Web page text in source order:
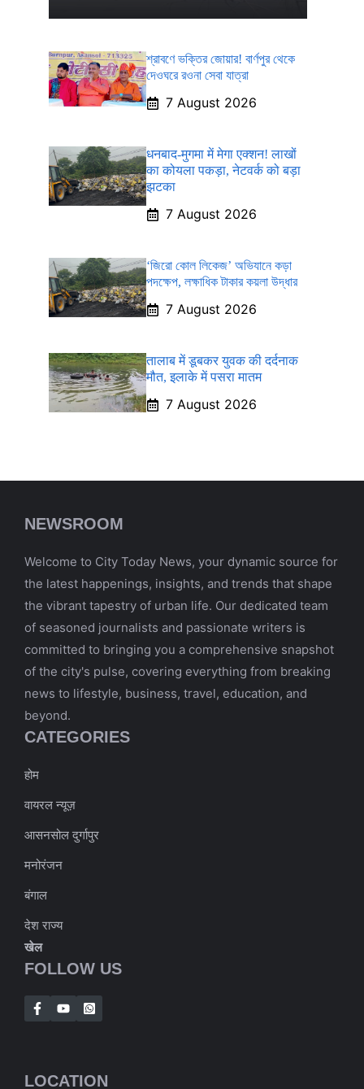
শ্রাবণে ভক্তির জোয়ার! বার্ণপুর থেকে
দেওঘরে রওনা সেবা যাত্রা
7 August 2026
धनबाद-मुगमा में मेगा एक्शन! लाखों
का कोयला पकड़ा, नेटवर्क को बड़ा
झटका
7 August 2026
‘জিরো কোল লিকেজ’ অভিযানে কড়া
পদক্ষেপ, লক্ষাধিক টাকার কয়লা উদ্ধার
7 August 2026
तालाब में डूबकर युवक की दर्दनाक
मौत, इलाके में पसरा मातम
7 August 2026
NEWSROOM
Welcome to City Today News, your dynamic source for
the latest happenings, insights, and trends that shape
the vibrant tapestry of urban life. Our dedicated team
of seasoned journalists and passionate writers is
committed to bringing you a comprehensive snapshot
of the city's pulse, covering everything from breaking
news to lifestyle, business, travel, education, and
beyond.
CATEGORIES
होम
वायरल न्यूज़
आसनसोल दुर्गापुर
मनोरंजन
बंगाल
देश राज्य
खेल
FOLLOW US
LOCATION